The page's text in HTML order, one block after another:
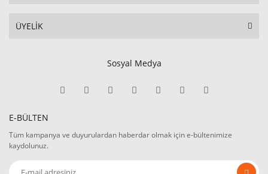
ÜYELİK
Sosyal Medya
E-BÜLTEN
Tüm kampanya ve duyurulardan haberdar olmak için e-bültenimize
kaydolunuz.